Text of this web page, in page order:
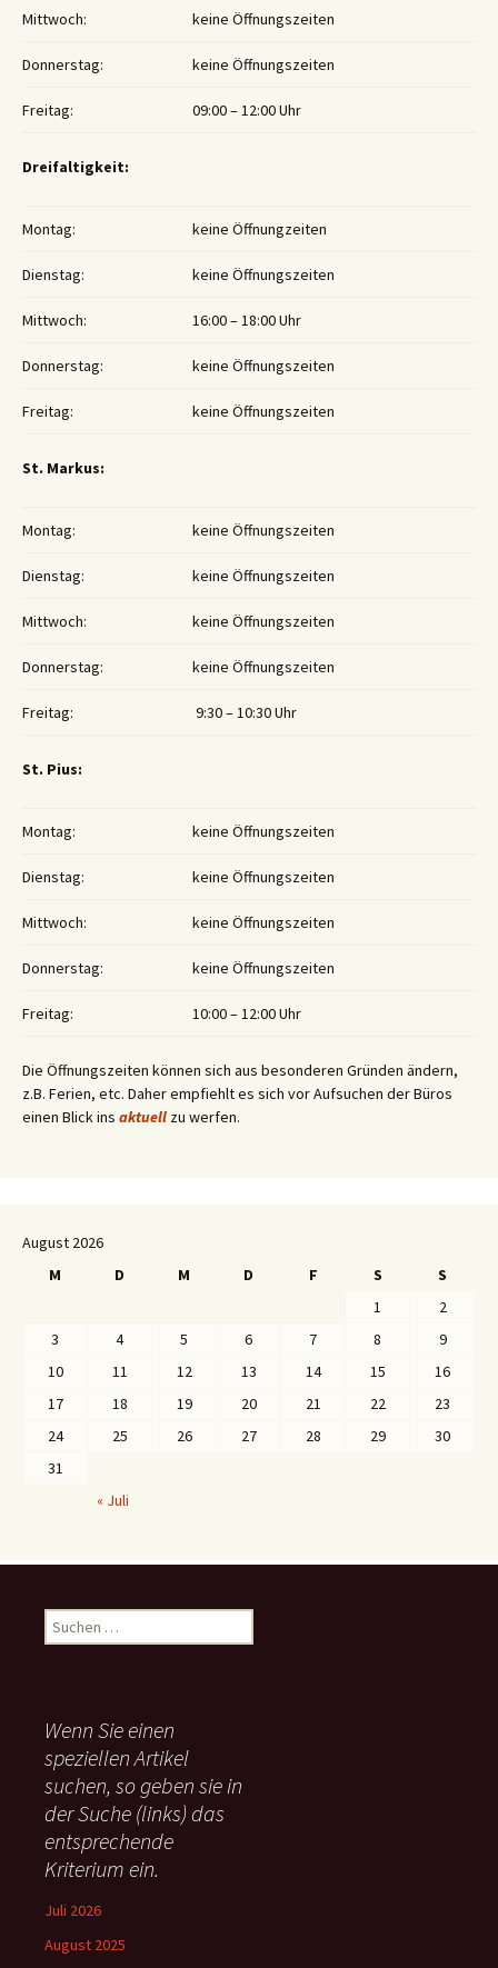
Mittwoch: keine Öffnungszeiten
Donnerstag: keine Öffnungszeiten
Freitag: 09:00 – 12:00 Uhr
Dreifaltigkeit:
Montag: keine Öffnungzeiten
Dienstag: keine Öffnungszeiten
Mittwoch: 16:00 – 18:00 Uhr
Donnerstag: keine Öffnungszeiten
Freitag: keine Öffnungszeiten
St. Markus:
Montag: keine Öffnungszeiten
Dienstag: keine Öffnungszeiten
Mittwoch: keine Öffnungszeiten
Donnerstag: keine Öffnungszeiten
Freitag: 9:30 – 10:30 Uhr
St. Pius:
Montag: keine Öffnungszeiten
Dienstag: keine Öffnungszeiten
Mittwoch: keine Öffnungszeiten
Donnerstag: keine Öffnungszeiten
Freitag: 10:00 – 12:00 Uhr
Die Öffnungszeiten können sich aus besonderen Gründen ändern,
z.B. Ferien, etc. Daher empfiehlt es sich vor Aufsuchen der Büros
einen Blick ins aktuell zu werfen.
August 2026
M
D M D F S
S
1
2
3
4 5 6 7 8
9
10
11 12 13 14 15
16
17
18 19 20 21 22
23
24
25 26 27 28 29
30
31
« Juli
u
n
n
a
c
:
Wenn Sie einen
speziellen Artikel
suchen, so geben sie in
der Suche (links) das
entsprechende
Kriterium ein.
Juli 2026
August 2025